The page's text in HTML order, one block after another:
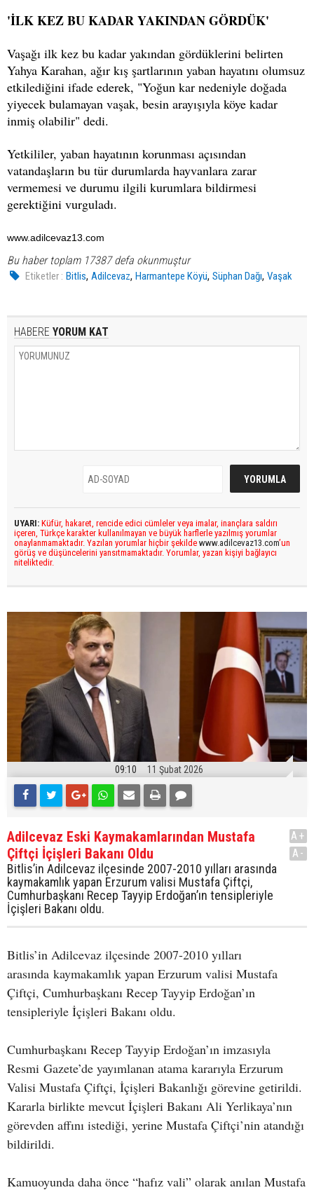
'İLK KEZ BU KADAR YAKINDAN GÖRDÜK'
Vaşağı ilk kez bu kadar yakından gördüklerini belirten
Yahya Karahan, ağır kış şartlarının yaban hayatını olumsuz
etkilediğini ifade ederek, "Yoğun kar nedeniyle doğada
yiyecek bulamayan vaşak, besin arayışıyla köye kadar
inmiş olabilir" dedi.
Yetkililer, yaban hayatının korunması açısından
vatandaşların bu tür durumlarda hayvanlara zarar
vermemesi ve durumu ilgili kurumlara bildirmesi
gerektiğini vurguladı.
www.adilcevaz13.com
Bu haber toplam 17387 defa okunmuştur
Etiketler : Bitlis,Adilcevaz,Harmantepe Köyü,Süphan Dağı,Vaşak
HABERE YORUM KAT
UYARI: Küfür, hakaret, rencide edici cümleler veya imalar, inançlara saldırı
içeren, Türkçe karakter kullanılmayan ve büyük harflerle yazılmış yorumlar
onaylanmamaktadır. Yazılan yorumlar hiçbir şekilde www.adilcevaz13.com’un
görüş ve düşüncelerini yansıtmamaktadır. Yorumlar, yazan kişiyi bağlayıcı
niteliktedir.
09:10 11 Şubat 2026
Adilcevaz Eski Kaymakamlarından Mustafa
Çiftçi İçişleri Bakanı Oldu
Bitlis’in Adilcevaz ilçesinde 2007-2010 yılları arasında
kaymakamlık yapan Erzurum valisi Mustafa Çiftçi,
Cumhurbaşkanı Recep Tayyip Erdoğan’ın tensipleriyle
İçişleri Bakanı oldu.
A+
A-
Bitlis’in Adilcevaz ilçesinde 2007-2010 yılları
arasında kaymakamlık yapan Erzurum valisi Mustafa
Çiftçi, Cumhurbaşkanı Recep Tayyip Erdoğan’ın
tensipleriyle İçişleri Bakanı oldu.
Cumhurbaşkanı Recep Tayyip Erdoğan’ın imzasıyla
Resmi Gazete’de yayımlanan atama kararıyla Erzurum
Valisi Mustafa Çiftçi, İçişleri Bakanlığı görevine getirildi.
Kararla birlikte mevcut İçişleri Bakanı Ali Yerlikaya’nın
görevden affını istediği, yerine Mustafa Çiftçi’nin atandığı
bildirildi.
Kamuoyunda daha önce “hafız vali” olarak anılan Mustafa